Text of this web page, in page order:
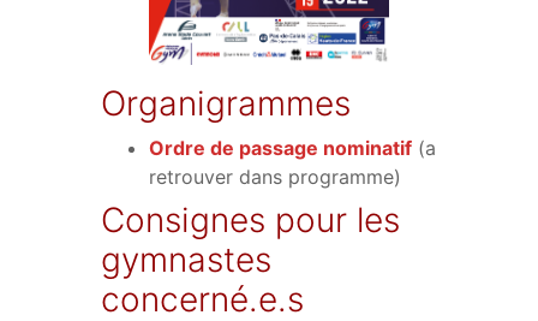
Organigrammes
Ordre de passage nominatif (a
retrouver dans programme)
Consignes pour les
gymnastes
concerné.e.s